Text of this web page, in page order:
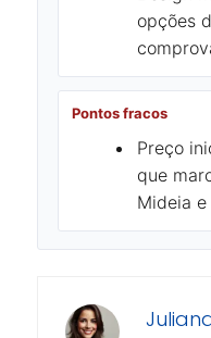
opções
Pontos fracos
Preço
que
Mideia e